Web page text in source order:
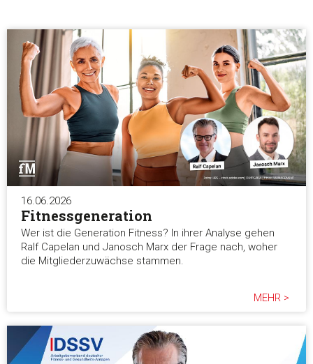
16.06.2026
Fitnessgeneration
Wer ist die Generation Fitness? In ihrer Analyse gehen
Ralf Capelan und Janosch Marx der Frage nach, woher
die Mitgliederzuwächse stammen.
MEHR >